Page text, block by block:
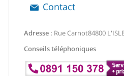
Contact
Adresse : Rue Carnot84800
Conseils téléphoniques